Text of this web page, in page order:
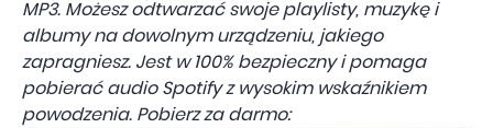
MP3. Możesz odtwarzać swoje playlisty, muzykę i
albumy na dowolnym urządzeniu, jakiego
zapragniesz. Jest w 100% bezpieczny i pomaga
pobierać audio Spotify z wysokim wskaźnikiem
powodzenia. Pobierz za darmo: